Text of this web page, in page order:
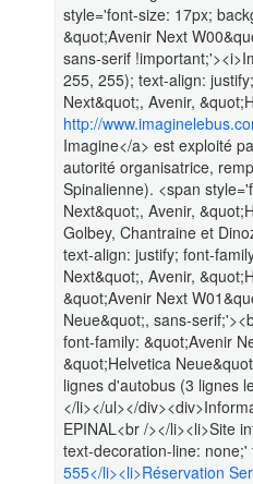
style='font-size: 17px;
&quot;Avenir Next
sans-serif
255, 255); text-align:
Next&quot;, Avenir,
http://
Imagine</a> est exploité
autorité organisatrice,
Spinalienne). <span
Next&quot;, Avenir,
Golbey, Chantraine et
text-align: justify; font-
Next&quot;, Avenir,
&quot;Avenir Next
Neue&quot;, sans-
font-family: &quot;Avenir
&quot;Helvetica
lignes d'autobus (3 lignes
</li></ul></
EPINAL<br /></li><li>Site
text-decoration-line: none;'
555</li><li>Réservation